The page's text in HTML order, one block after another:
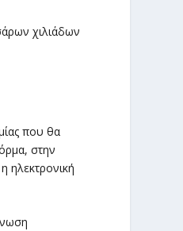
χιλιάδων
που θα
στην
ηλεκτρονική